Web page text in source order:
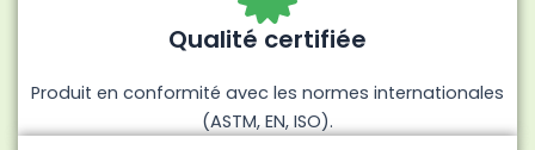
Qualité certifiée
Produit en conformité avec les normes internationales
(ASTM, EN, ISO).